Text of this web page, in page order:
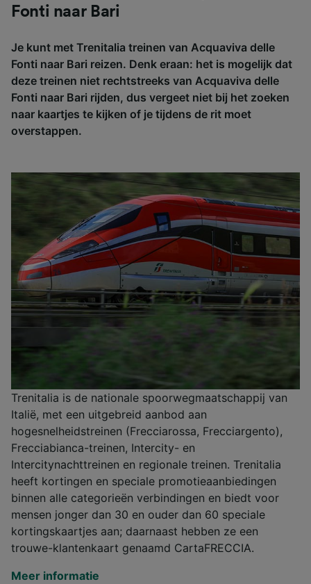
Fonti naar Bari
Je kunt met Trenitalia treinen van Acquaviva delle
Fonti naar Bari reizen. Denk eraan: het is mogelijk dat
deze treinen niet rechtstreeks van Acquaviva delle
Fonti naar Bari rijden, dus vergeet niet bij het zoeken
naar kaartjes te kijken of je tijdens de rit moet
overstappen.
Trenitalia is de nationale spoorwegmaatschappij van
Italië, met een uitgebreid aanbod aan
hogesnelheidstreinen (Frecciarossa, Frecciargento),
Frecciabianca-treinen, Intercity- en
Intercitynachttreinen en regionale treinen. Trenitalia
heeft kortingen en speciale promotieaanbiedingen
binnen alle categorieën verbindingen en biedt voor
mensen jonger dan 30 en ouder dan 60 speciale
kortingskaartjes aan; daarnaast hebben ze een
trouwe-klantenkaart genaamd CartaFRECCIA.
Meer informatie